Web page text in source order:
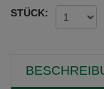
STÜCK: